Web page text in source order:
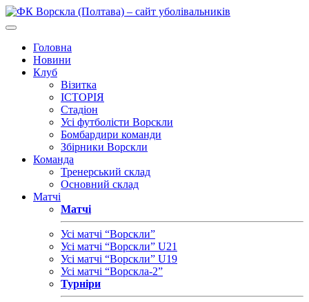
Головна
Новини
Клуб
Візитка
ІСТОРІЯ
Стадіон
Усі футболісти Ворскли
Бомбардири команди
Збірники Ворскли
Команда
Тренерський склад
Основний склад
Матчі
Матчі
Усі матчі “Ворскли”
Усі матчі “Ворскли” U21
Усі матчі “Ворскли” U19
Усі матчі “Ворскла-2”
Турніри